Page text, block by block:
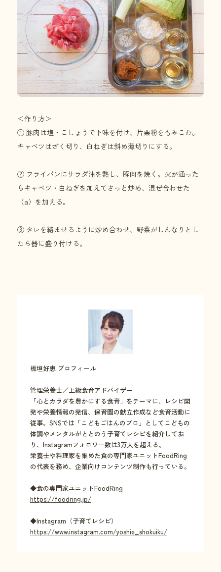
＜作り方＞
① 豚肉は塩・こしょうで下味を付け、片栗粉をもみこむ。
キャベツはざく切り、白ねぎは斜め薄切りにする。
② フライパンにサラダ油を熱し、豚肉を焼く。火が通った
らキャベツ・白ねぎを加えてさっと炒め、混ぜ合わせた
（a）を加える。
③ タレを絡ませるように炒め合わせ、野菜がしんなりとし
たら器に盛り付ける。
板垣好恵 プロフィール
管理栄養士／上級食育アドバイザー
「心とカラダを豊かにする食育」をテーマに、レシピ開
発や栄養情報の発信、保育園の献立作成など食育活動に
従事。SNSでは「こどもごはんのプロ」としてこどもの
体調やメンタルがととのう子育てレシピを紹介してお
り、Instagramフォロワー数は3万人を超える。
栄養士や料理家を集めた食の専門家ユニットFoodRing
の代表を務め、企業向けコンテンツ制作も行っている。
◆食の専門家ユニットFoodRing
https://foodring.jp/
◆Instagram（子育てレシピ）
https://www.instagram.com/yoshie_shokuiku/